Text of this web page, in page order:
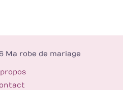
Ma robe de mariage